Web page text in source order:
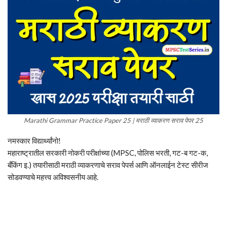
Marathi Grammar Practice Paper 25 | मराठी व्याकरण सराव पेपर 25
नमस्कार विद्यार्थ्यांनो!
महाराष्ट्रातील सरकारी नोकरी परीक्षांच्या (MPSC, पोलिस भरती, गट-ब गट-क,
बँकिंग इ.) तयारीसाठी मराठी व्याकरणाचे सराव पेपर्स आणि ऑनलाईन टेस्ट सीरीज
सोडवण्याचे महत्त्व अविश्वसनीय आहे.